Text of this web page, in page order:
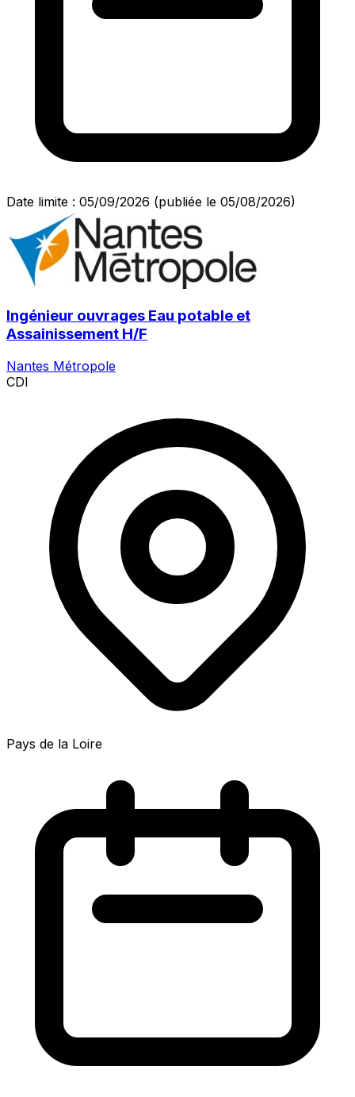
Date limite : 05/09/2026 (publiée le 05/08/2026)
Ingénieur ouvrages Eau potable et
Assainissement H/F
Nantes Métropole
CDI
Pays de la Loire